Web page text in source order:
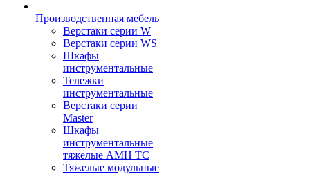
Производственная мебель
Верстаки серии W
Верстаки серии WS
Шкафы
инструментальные
Тележки
инструментальные
Верстаки серии
Master
Шкафы
инструментальные
тяжелые AMH TC
Тяжелые модульные